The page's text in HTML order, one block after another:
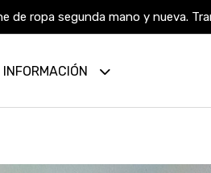
de ropa segunda mano y nueva.
INFORMACIÓN